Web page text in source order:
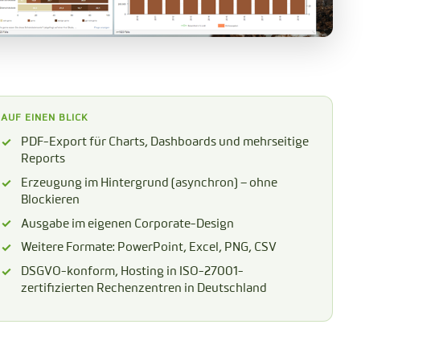
AUF EINEN BLICK
PDF-Export für Charts, Dashboards und mehrseitige
Reports
Erzeugung im Hintergrund (asynchron) – ohne
Blockieren
Ausgabe im eigenen Corporate-Design
Weitere Formate: PowerPoint, Excel, PNG, CSV
DSGVO-konform, Hosting in ISO-27001-
zertifizierten Rechenzentren in Deutschland